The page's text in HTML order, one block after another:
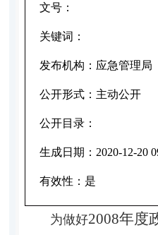
文号：
关键词：
发布机构： 应急管理局
公开形式： 主动公开
公开目录：
生成日期： 2020-12-20
有效性： 是
为做好2008年度